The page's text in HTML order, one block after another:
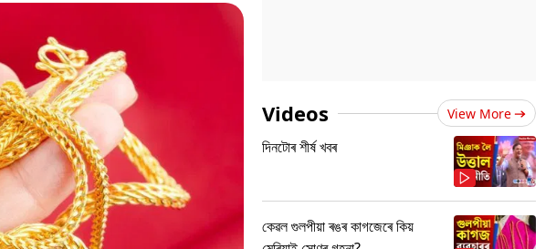
Videos View More
দিনটোৰ শীৰ্ষ খবৰ
কেৱল গুলপীয়া ৰঙৰ কাগজেৰে কিয়